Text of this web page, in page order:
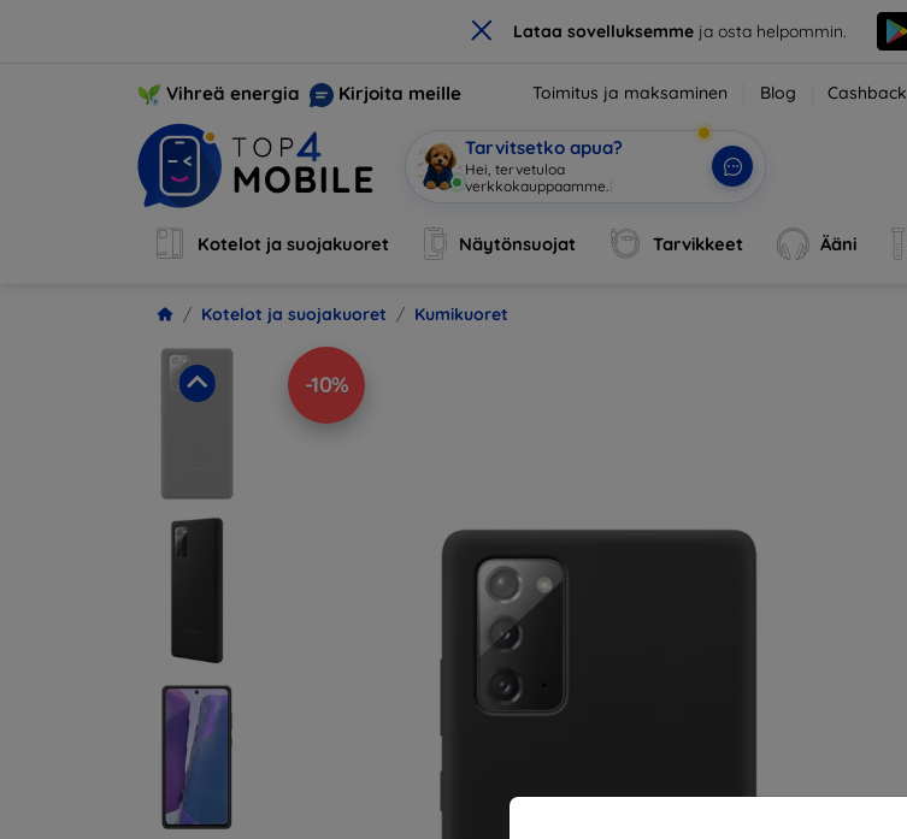
× Lataa sovelluksemmeja osta helpommin.
Vihreä energia Kirjoita meille Toimitus ja maksaminen Blog Cashback
Tarvitsetko apua?
Hei, tervetuloa
verkkokauppaamme.
Kotelot ja suojakuoret Näytönsuojat Tarvikkeet Ääni
Kotelot ja suojakuoret Kumikuoret
-10%